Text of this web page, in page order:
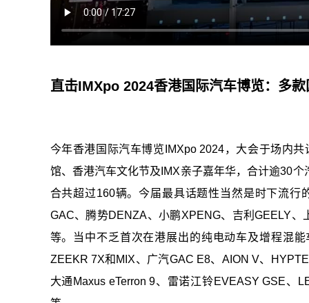
直击IMXpo 2024香港国际汽车博览：多
今年香港国际汽车博览IMXpo 2024，大会于场内
馆、香港汽车文化节及IMX亲子嘉年华，合计逾30
合共超过160辆。今届最具话题性当然是时下流行
GAC、腾势DENZA、小鹏XPENG、吉利GEELY
等。当中不乏首次在港展出的纯电动车及增程混
ZEEKR 7X和MIX、广汽GAC E8、AION V、
大通Maxus eTerron 9、雷诺江铃EVEASY GSE、